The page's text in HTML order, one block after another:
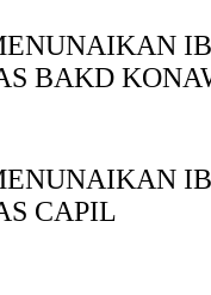
BAKD
CAPIL